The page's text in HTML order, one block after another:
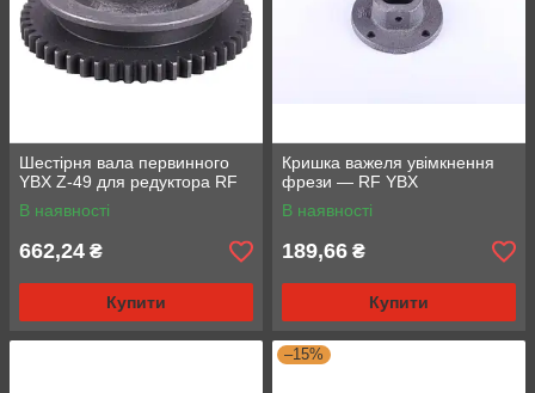
Шестірня вала первинного
YBX Z-49 для редуктора RF
В наявності
662,24 ₴
Купити
Кришка важеля увімкнення
фрези — RF YBX
В наявності
189,66 ₴
Купити
–15%